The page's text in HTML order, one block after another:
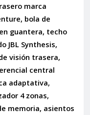
marca
bola de
guantera, techo
JBL Synthesis,
visión trasera,
central
adaptativa,
4 zonas,
memoria, asientos